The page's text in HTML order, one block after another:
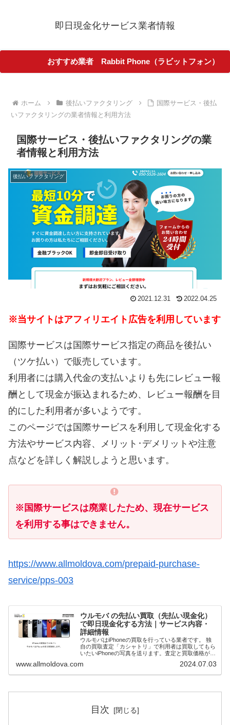
即日現金化サービス業者情報
おすすめ業者 Rabbit Phone（ラビットフォン）
ホーム 後払いファクタリング
国際サービス・後払
いファクタリングの業者情報と利用方法
国際サービス・後払いファクタリングの業
者情報と利用方法
後払いファクタリング
2021.12.31 2022.04.25
※当サイトはアフィリエイト広告を利用しています
国際サービスは国際サービス指定の商品を後払い
（ツケ払い）で販売しています。
利用者には購入代金の支払いよりも先にレビュー報
酬として現金が振込まれるため、レビュー報酬を目
的にした利用者が多いようです。
このページでは国際サービスを利用して現金化する
方法やサービス内容、メリット･デメリットや注意
点などを詳しく解説しようと思います。
※国際サービスは廃業したため、現在サービス
を利用する事はできません。
https://www.allmoldova.com/prepaid-purchase-
service/pps-003
ウルモバ の先払い買取（先払い現金化）
で即日現金化する方法｜サービス内容・
詳細情報
ウルモバはiPhoneの買取を行っている業者です。 独
自の買取査定「カシャトリ」で利用者は買取してもら
いたいiPhoneの写真を送ります。査定と買取価格が確
（最短20分）が可能です。 本記事で...
www.allmoldova.com 2024.07.03
目次